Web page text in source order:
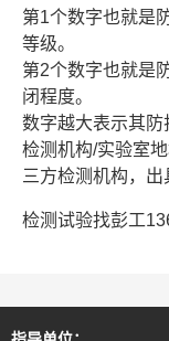
第1个数字也就是
等级。
第2个数字也就是
闭程度。
数字越大表示其防
检测机构/实验室
三方检测机构，出
检测试验找彭工